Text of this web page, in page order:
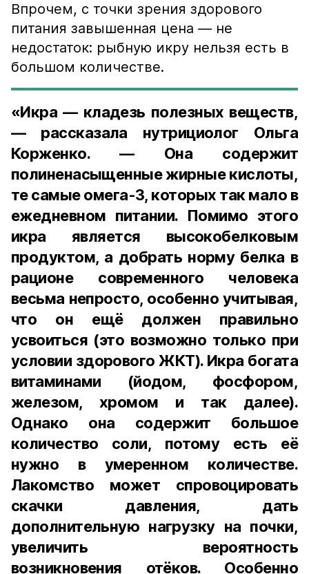
Впрочем, с точки зрения здорового
питания завышенная цена — не
недостаток: рыбную икру нельзя есть в
большом количестве.
«Икра — кладезь полезных веществ,
— рассказала нутрициолог Ольга
Корженко. — Она содержит
полиненасыщенные жирные кислоты,
те самые омега-3, которых так мало в
ежедневном питании. Помимо этого
икра является высокобелковым
продуктом, а добрать норму белка в
рационе современного человека
весьма непросто, особенно учитывая,
что он ещё должен правильно
усвоиться (это возможно только при
условии здорового ЖКТ). Икра богата
витаминами (йодом, фосфором,
железом, хромом и так далее).
Однако она содержит большое
количество соли, потому есть её
нужно в умеренном количестве.
Лакомство может спровоцировать
скачки давления, дать
дополнительную нагрузку на почки,
увеличить вероятность
возникновения отёков. Особенно